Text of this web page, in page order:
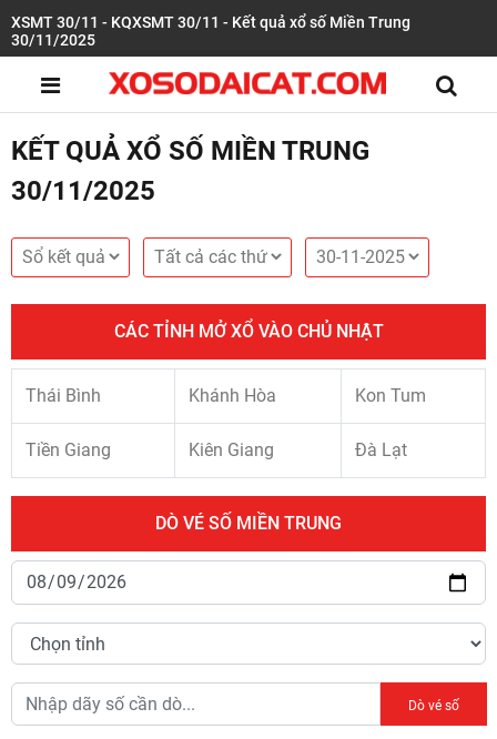
XSMT 30/11 - KQXSMT 30/11 - Kết quả xổ số Miền Trung
30/11/2025
KẾT QUẢ XỔ SỐ MIỀN TRUNG
30/11/2025
CÁC TỈNH MỞ XỔ VÀO CHỦ NHẬT
Thái Bình Khánh Hòa Kon Tum
Tiền Giang Kiên Giang Đà Lạt
DÒ VÉ SỐ MIỀN TRUNG
Dò vé số